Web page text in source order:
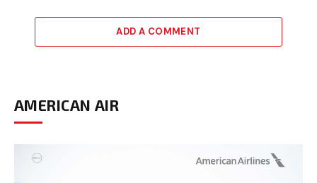
ADD A COMMENT
AMERICAN AIR